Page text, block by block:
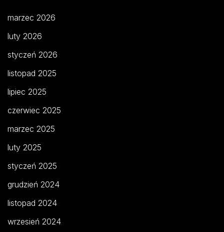
marzec 2026
luty 2026
styczeń 2026
listopad 2025
lipiec 2025
czerwiec 2025
marzec 2025
luty 2025
styczeń 2025
grudzień 2024
listopad 2024
wrzesień 2024